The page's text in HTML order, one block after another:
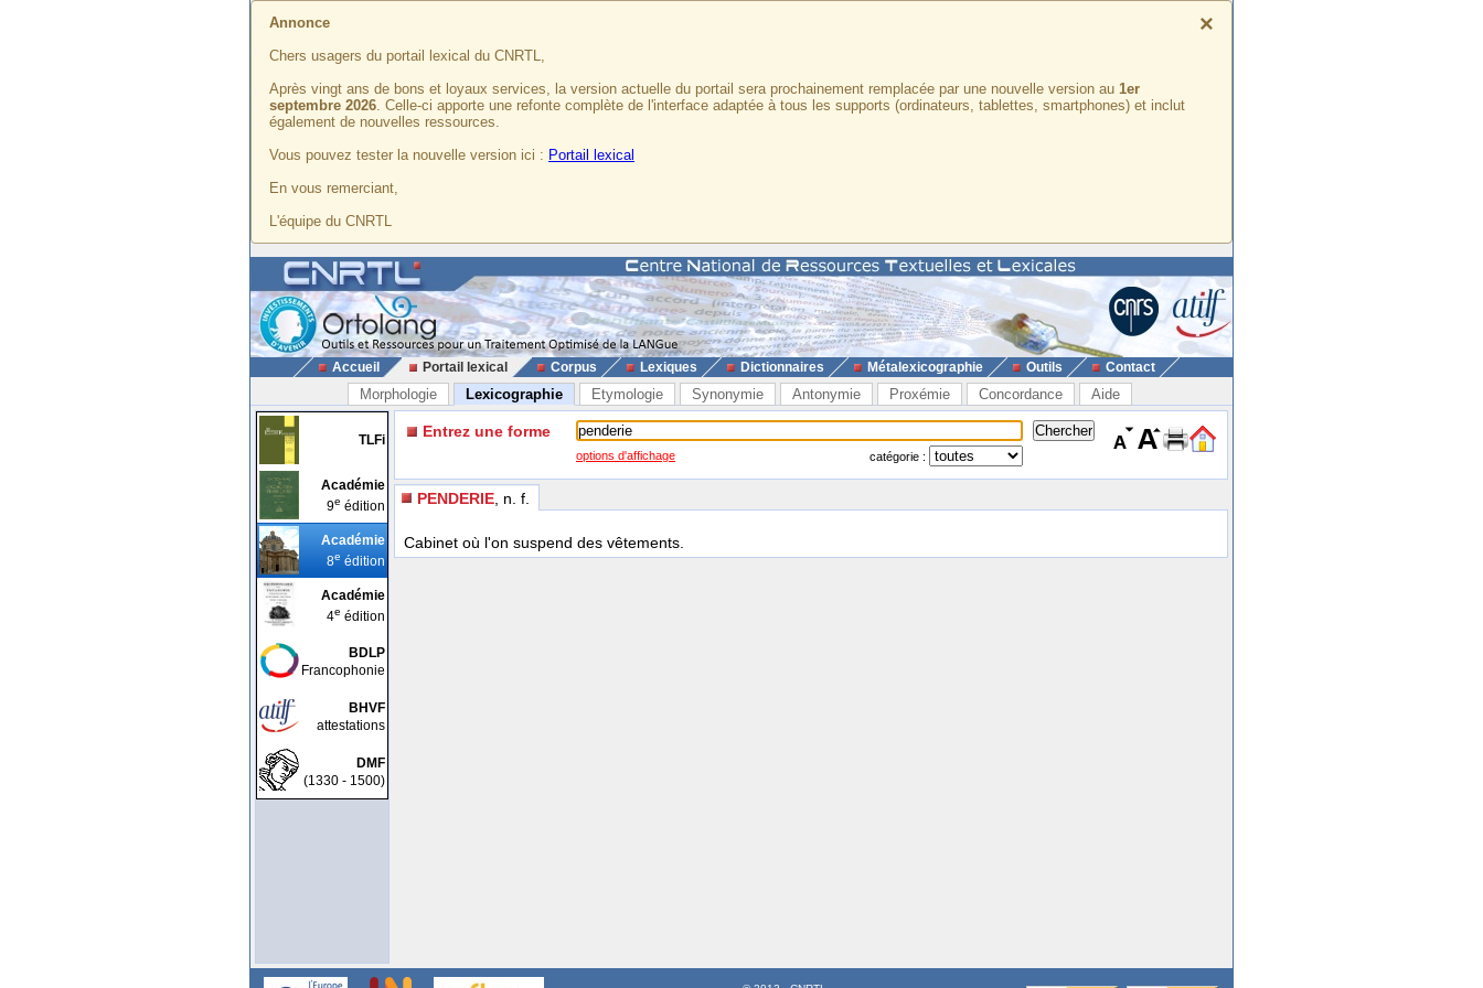
×
Annonce
Chers usagers du portail lexical du CNRTL,
Après vingt ans de bons et loyaux services, la version actuelle du portail sera prochainement remplacée par une nouvelle version au 1er
septembre 2026. Celle-ci apporte une refonte complète de l'interface adaptée à tous les supports (ordinateurs, tablettes, smartphones) et inclut
également de nouvelles ressources.
Vous pouvez tester la nouvelle version ici : Portail lexical
En vous remerciant,
L'équipe du CNRTL
Accueil Portail lexical Corpus Lexiques Dictionnaires Métalexicographie Outils Contact
Morphologie Lexicographie Etymologie Synonymie Antonymie Proxémie Concordance Aide
TLFi
Académie
9e édition
Académie
8e édition
Académie
4e édition
BDLP
Francophonie
BHVF
attestations
DMF
(1330 - 1500)
Entrez une forme
options d'affichage catégorie :
PENDERIE , n. f.
Cabinet où l'on suspend des vêtements.